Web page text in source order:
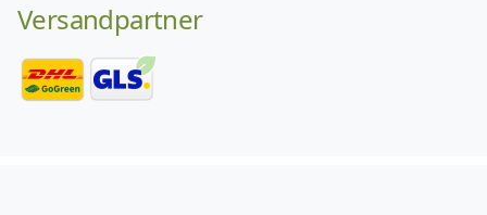
Versandpartner